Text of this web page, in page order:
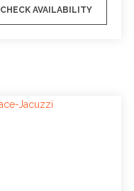
CHECK AVAILABILITY